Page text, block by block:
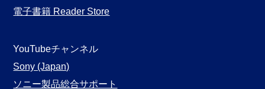
電子書籍 Reader Store
YouTubeチャンネル
Sony (Japan)
ソニー製品総合サポート